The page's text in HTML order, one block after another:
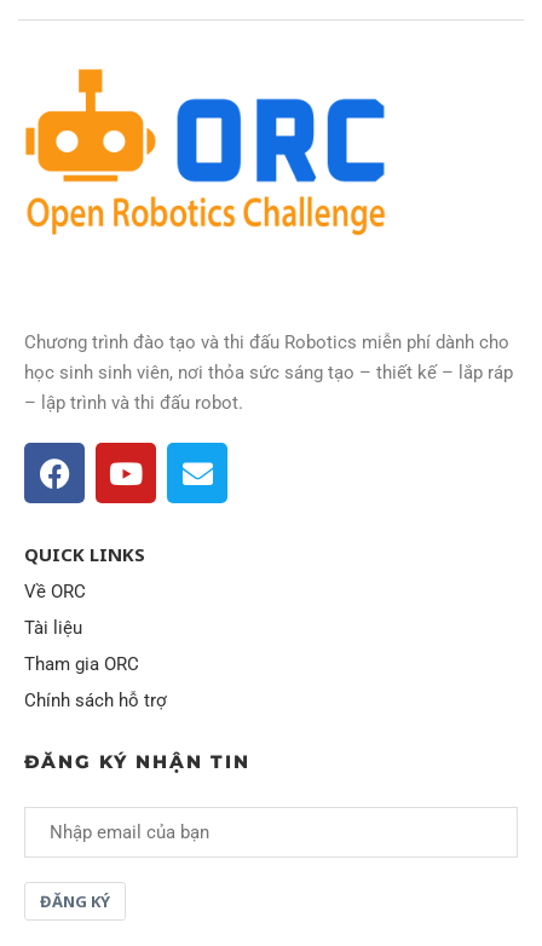
Chương trình đào tạo và thi đấu Robotics miễn phí dành cho
học sinh sinh viên, nơi thỏa sức sáng tạo – thiết kế – lắp ráp
– lập trình và thi đấu robot.
QUICK LINKS
Về ORC
Tài liệu
Tham gia ORC
Chính sách hỗ trợ
ĐĂNG KÝ NHẬN TIN
ĐĂNG KÝ